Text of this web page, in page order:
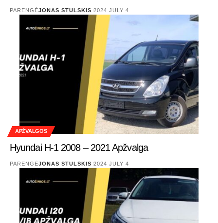
PARENGĖJONAS STULSKIS 2024 JULY 4
APŽVALGOS
Hyundai H-1 2008 – 2021 Apžvalga
PARENGĖJONAS STULSKIS 2024 JULY 4